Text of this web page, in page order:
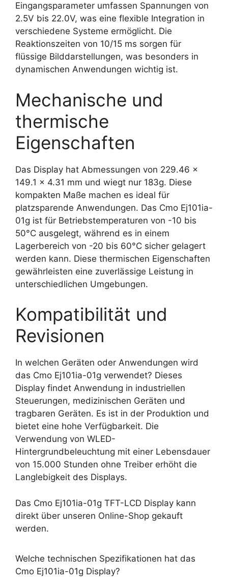
Eingangsparameter umfassen Spannungen von
2.5V bis 22.0V, was eine flexible Integration in
verschiedene Systeme ermöglicht. Die
Reaktionszeiten von 10/15 ms sorgen für
flüssige Bilddarstellungen, was besonders in
dynamischen Anwendungen wichtig ist.
Mechanische und
thermische
Eigenschaften
Das Display hat Abmessungen von 229.46 x
149.1 x 4.31 mm und wiegt nur 183g. Diese
kompakten Maße machen es ideal für
platzsparende Anwendungen. Das Cmo Ej101ia-
01g ist für Betriebstemperaturen von -10 bis
50°C ausgelegt, während es in einem
Lagerbereich von -20 bis 60°C sicher gelagert
werden kann. Diese thermischen Eigenschaften
gewährleisten eine zuverlässige Leistung in
unterschiedlichen Umgebungen.
Kompatibilität und
Revisionen
In welchen Geräten oder Anwendungen wird
das Cmo Ej101ia-01g verwendet? Dieses
Display findet Anwendung in industriellen
Steuerungen, medizinischen Geräten und
tragbaren Geräten. Es ist in der Produktion und
bietet eine hohe Verfügbarkeit. Die
Verwendung von WLED-
Hintergrundbeleuchtung mit einer Lebensdauer
von 15.000 Stunden ohne Treiber erhöht die
Langlebigkeit des Displays.
Das Cmo Ej101ia-01g TFT-LCD Display kann
direkt über unseren Online-Shop gekauft
werden.
Welche technischen Spezifikationen hat das
Cmo Ej101ia-01g Display?